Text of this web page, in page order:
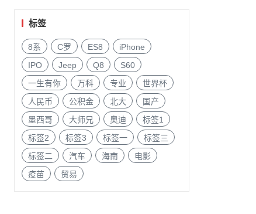
标签
8系 C罗 ES8
iPhone
IPO
Jeep Q8
S60
一生有你
万科 专业
世界杯
人民币
公积金 北大
国产
墨西哥
大师兄 奥迪
标签1
标签2
标签3 标签一
标签三
标签二
汽车 海南
电影
疫苗
贸易